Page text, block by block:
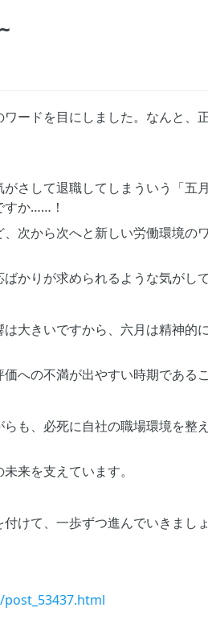
ードを目にしました。なんと
さして退職してしまういう「五
すか……！
、次から次へと新しい労働環境
かりが求められるような気がし
大きいですから、六月は精神
への不満が出やすい時期である
も、必死に自社の職場環境を
来を支えています。
けて、一歩ずつ進んでいきまし